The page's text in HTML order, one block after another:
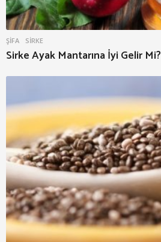
ŞIFA SIRKE
Sirke Ayak Mantarına İyi Gelir Mi?